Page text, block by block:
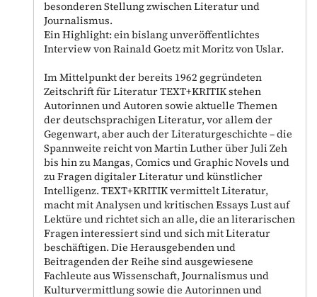
besonderen Stellung zwischen Literatur und
Journalismus.
Ein Highlight: ein bislang unveröffentlichtes
Interview von Rainald Goetz mit Moritz von Uslar.
Im Mittelpunkt der bereits 1962 gegründeten
Zeitschrift für Literatur TEXT+KRITIK stehen
Autorinnen und Autoren sowie aktuelle Themen
der deutschsprachigen Literatur, vor allem der
Gegenwart, aber auch der Literaturgeschichte – die
Spannweite reicht von Martin Luther über Juli Zeh
bis hin zu Mangas, Comics und Graphic Novels und
zu Fragen digitaler Literatur und künstlicher
Intelligenz. TEXT+KRITIK vermittelt Literatur,
macht mit Analysen und kritischen Essays Lust auf
Lektüre und richtet sich an alle, die an literarischen
Fragen interessiert sind und sich mit Literatur
beschäftigen. Die Herausgebenden und
Beitragenden der Reihe sind ausgewiesene
Fachleute aus Wissenschaft, Journalismus und
Kulturvermittlung sowie die Autorinnen und